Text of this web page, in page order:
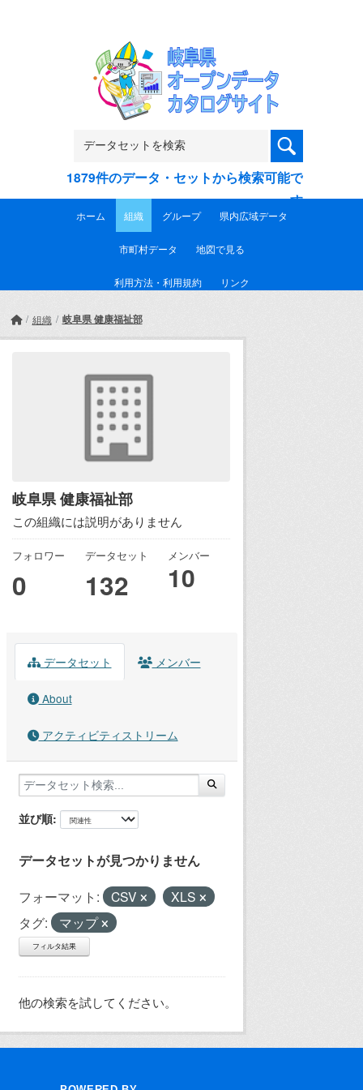
1879件のデータ・セットから検索可能で
す
ホーム 組織 グループ 県内広域データ
市町村データ 地図で見る
利用方法・利用規約 リンク
組織 岐阜県 健康福祉部
岐阜県 健康福祉部
この組織には説明がありません
フォロワー
0
データセット
132
メンバー
10
データセット メンバー
About
アクティビティストリーム
並び順
データセットが見つかりません
フォーマット: CSV
XLS
タグ:
マップ
フィルタ結果
他の検索を試してください。